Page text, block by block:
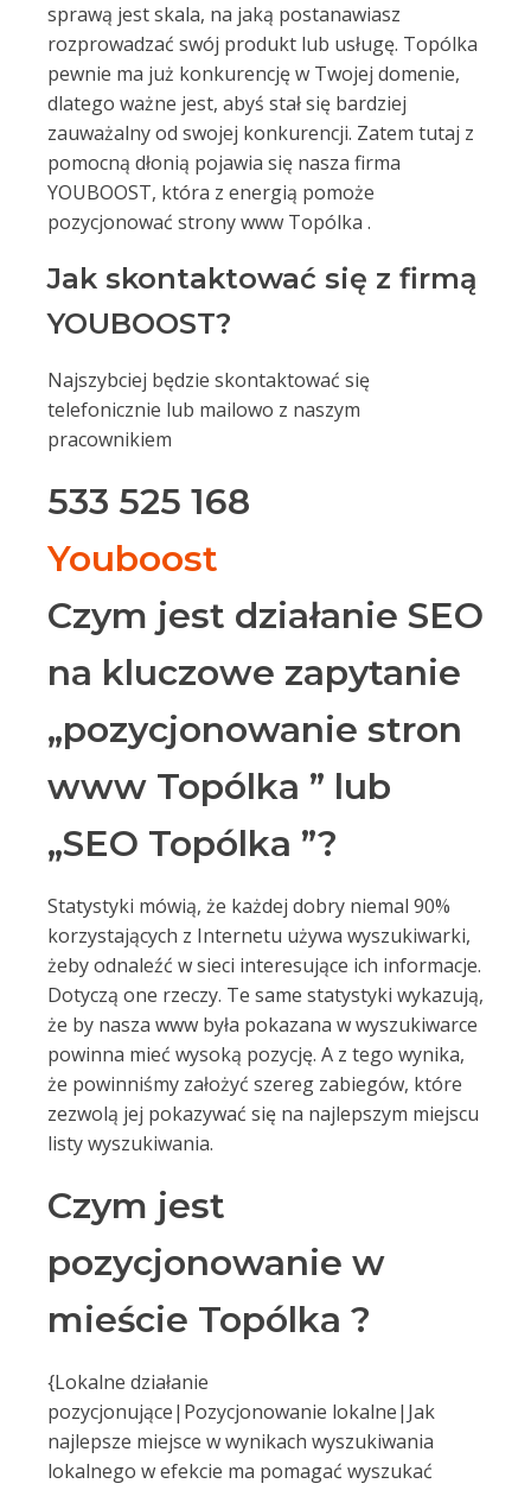
sprawą jest skala, na jaką postanawiasz
rozprowadzać swój produkt lub usługę. Topólka
pewnie ma już konkurencję w Twojej domenie,
dlatego ważne jest, abyś stał się bardziej
zauważalny od swojej konkurencji. Zatem tutaj z
pomocną dłonią pojawia się nasza firma
YOUBOOST, która z energią pomoże
pozycjonować strony www Topólka .
Jak skontaktować się z firmą
YOUBOOST?
Najszybciej będzie skontaktować się
telefonicznie lub mailowo z naszym
pracownikiem
533 525 168
Youboost
Czym jest działanie SEO
na kluczowe zapytanie
„pozycjonowanie stron
www Topólka ” lub
„SEO Topólka ”?
Statystyki mówią, że każdej dobry niemal 90%
korzystających z Internetu używa wyszukiwarki,
żeby odnaleźć w sieci interesujące ich informacje.
Dotyczą one rzeczy. Te same statystyki wykazują,
że by nasza www była pokazana w wyszukiwarce
powinna mieć wysoką pozycję. A z tego wynika,
że powinniśmy założyć szereg zabiegów, które
zezwolą jej pokazywać się na najlepszym miejscu
listy wyszukiwania.
Czym jest
pozycjonowanie w
mieście Topólka ?
{Lokalne działanie
pozycjonujące|Pozycjonowanie lokalne|Jak
najlepsze miejsce w wynikach wyszukiwania
lokalnego w efekcie ma pomagać wyszukać